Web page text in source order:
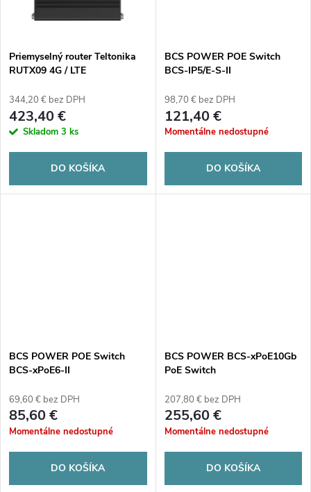
o
v
v
Priemyselný router Teltonika
RUTX09 4G / LTE
344,20 € bez DPH
423,40 €
Skladom 3 ks
DO KOŠÍKA
BCS POWER POE Switch
BCS-IP5/E-S-II
98,70 € bez DPH
121,40 €
Momentálne nedostupné
DO KOŠÍKA
BCS POWER POE Switch
BCS-xPoE6-II
69,60 € bez DPH
85,60 €
Momentálne nedostupné
DO KOŠÍKA
BCS POWER BCS-xPoE10Gb
PoE Switch
207,80 € bez DPH
255,60 €
Momentálne nedostupné
DO KOŠÍKA